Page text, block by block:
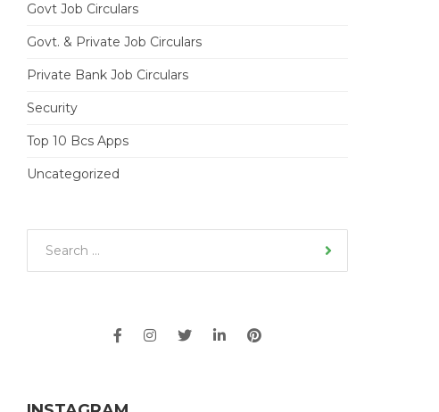
Govt Job Circulars
Govt. & Private Job Circulars
Private Bank Job Circulars
Security
Top 10 Bcs Apps
Uncategorized